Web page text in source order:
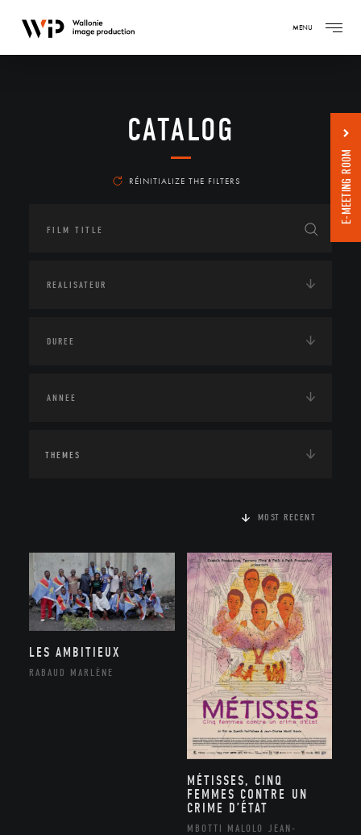
MENU
CATALOG
RÉINITIALIZE THE FILTERS
THEMES
MOST RECENT
LES AMBITIEUX
RABAUD MARLÈNE
MÉTISSES, CINQ
FEMMES CONTRE UN
CRIME D’ÉTAT
MBOTTI MALOLO JEAN-
E-MEETING ROOM